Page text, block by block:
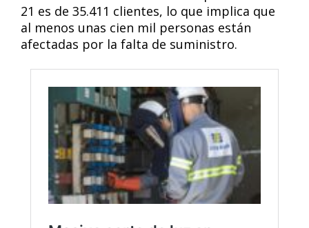
21 es de 35.411 clientes, lo que implica que
al menos unas cien mil personas están
afectadas por la falta de suministro.